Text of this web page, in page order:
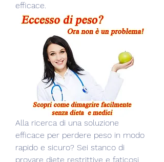
efficace.
Alla ricerca di una soluzione
efficace per perdere peso in modo
rapido e sicuro? Sei stanco di
provare diete restrittive e faticosi